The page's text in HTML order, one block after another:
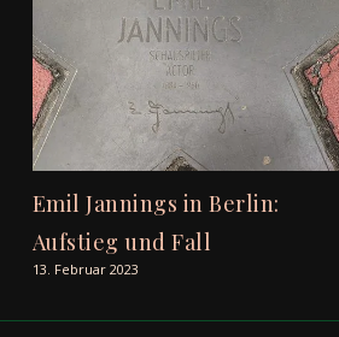
Emil Jannings in Berlin:
Aufstieg und Fall
13. Februar 2023